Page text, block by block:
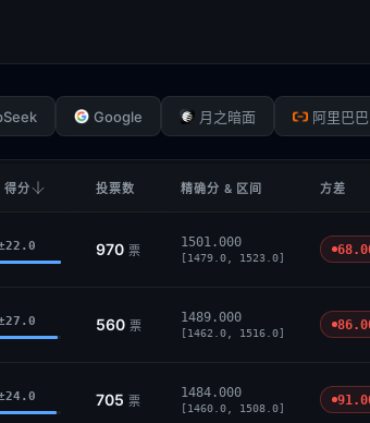
Google 月之暗面 阿里巴巴
得分 投票数 精确分 & 区间 方差
970 票
1501.000
[1479.0, 1523.0]
560 票
1489.000
[1462.0, 1516.0]
705 票
1484.000
[1460.0, 1508.0]